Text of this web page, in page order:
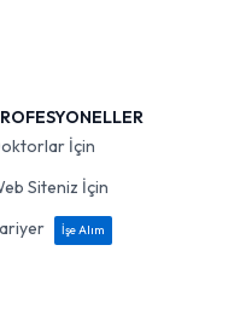
İçin
Siteniz İçin
İşe Alım